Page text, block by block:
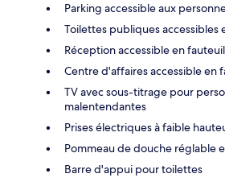
Parking accessible aux
Toilettes publiques accessibles
Réception accessible en
Centre d'affaires accessible en
TV avec sous-titrage pour
malentendantes
Prises électriques à faible
Pommeau de douche réglable
Barre d'appui pour toilettes